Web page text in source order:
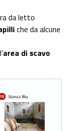
da letto
che da alcune
area di scavo